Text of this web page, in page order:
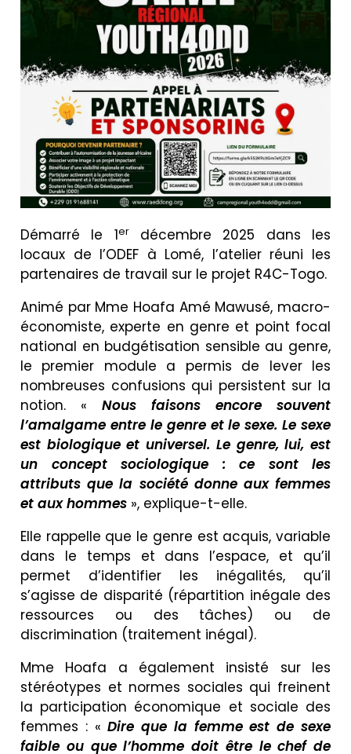
Démarré le 1erdécembre 2025 dans les
locaux de l’ODEF à Lomé, l’atelier réuni les
partenaires de travail sur le projet R4C-Togo.
Animé par Mme Hoafa Amé Mawusé, macro-
économiste, experte en genre et point focal
national en budgétisation sensible au genre,
le premier module a permis de lever les
nombreuses confusions qui persistent sur la
notion. « Nous faisons encore souvent
l’amalgame entre le genre et le sexe. Le sexe
est biologique et universel. Le genre, lui, est
un concept sociologique : ce sont les
attributs que la société donne aux femmes
et aux hommes », explique-t-elle.
Elle rappelle que le genre est acquis, variable
dans le temps et dans l’espace, et qu’il
permet d’identifier les inégalités, qu’il
s’agisse de disparité (répartition inégale des
ressources ou des tâches) ou de
discrimination (traitement inégal).
Mme Hoafa a également insisté sur les
stéréotypes et normes sociales qui freinent
la participation économique et sociale des
femmes : «Dire que la femme est de sexe
faible ou que l’homme doit être le chef de